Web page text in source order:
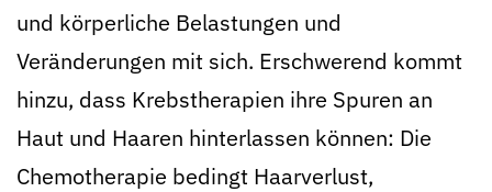
und körperliche Belastungen und
Veränderungen mit sich. Erschwerend kommt
hinzu, dass Krebstherapien ihre Spuren an
Haut und Haaren hinterlassen können: Die
Chemotherapie bedingt Haarverlust,